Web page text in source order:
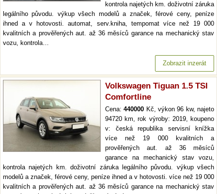
kontrola najetých km. doživotní záruka
legálního původu. výkup všech modelů a značek, férové ceny, peníze
ihned a v hotovosti. automat, serv.kniha, tempomat více než 19 000
kvalitních a prověřených aut. až 36 měsíců garance na mechanický stav
vozu, kontrola…
Zobrazit inzerát
Volkswagen Tiguan 1.5 TSI
Comfortline
Cena:440000 Kč, výkon 96 kw, najeto
94720 km, rok výroby: 2019, koupeno
v: česká republika servisní knížka
více než 19 000 kvalitních a
prověřených aut. až 36 měsíců
garance na mechanický stav vozu,
kontrola najetých km. doživotní záruka legálního původu. výkup všech
modelů a značek, férové ceny, peníze ihned a v hotovosti. více než 19 000
kvalitních a prověřených aut. až 36 měsíců garance na mechanický stav